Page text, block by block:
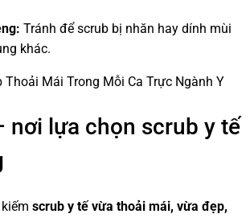
Tránh để scrub bị nhăn hay dính mùi
khác.
nơi lựa chọn scrub y tế
scrub y tế vừa thoải mái, vừa đẹp,